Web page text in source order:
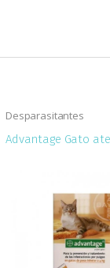
Desparasitantes
Advantage Gato